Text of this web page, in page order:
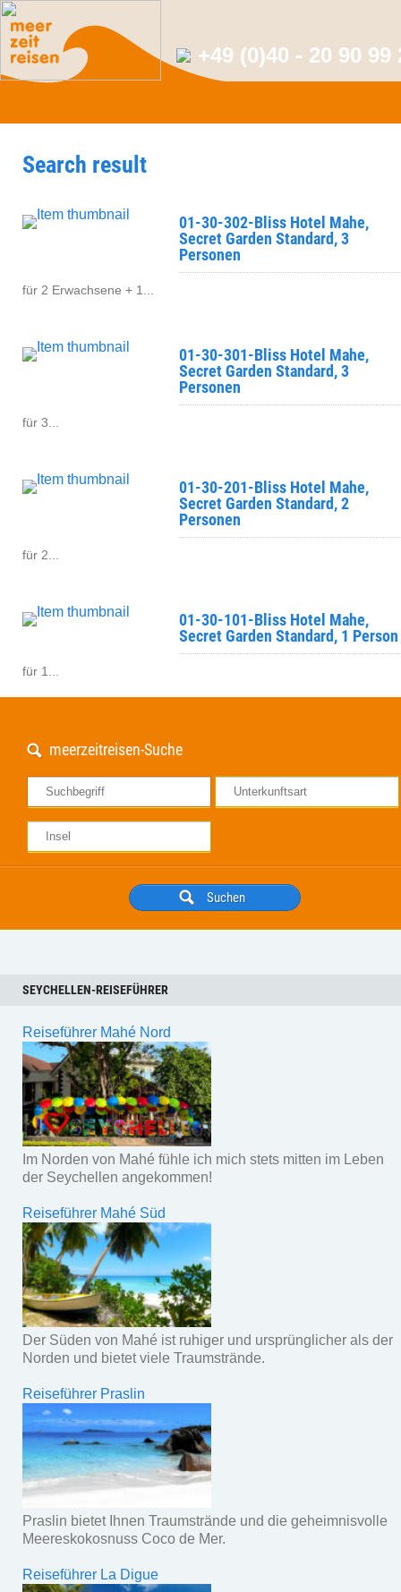
+49 (0)40 - 20 90 99
Search result
01-30-302-Bliss Hotel Mahe,
Secret Garden Standard, 3
Personen
für 2 Erwachsene + 1...
01-30-301-Bliss Hotel Mahe,
Secret Garden Standard, 3
Personen
für 3...
01-30-201-Bliss Hotel Mahe,
Secret Garden Standard, 2
Personen
für 2...
01-30-101-Bliss Hotel Mahe,
Secret Garden Standard, 1 Person
für 1...
meerzeitreisen-Suche
SEYCHELLEN-REISEFÜHRER
Reiseführer Mahé Nord
Im Norden von Mahé fühle ich mich stets mitten im Leben
der Seychellen angekommen!
Reiseführer Mahé Süd
Der Süden von Mahé ist ruhiger und ursprünglicher als der
Norden und bietet viele Traumstrände.
Reiseführer Praslin
Praslin bietet Ihnen Traumstrände und die geheimnisvolle
Meereskokosnuss Coco de Mer.
Reiseführer La Digue